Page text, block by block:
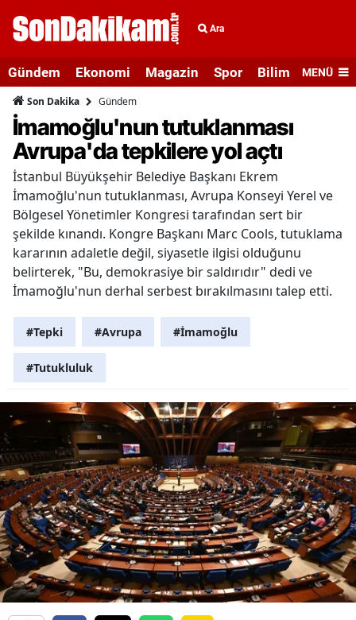
Ara
Gündem Ekonomi Magazin Spor Bilim veMENÜ
Son Dakika Gündem
İmamoğlu'nun tutuklanması
Avrupa'da tepkilere yol açtı
İstanbul Büyükşehir Belediye Başkanı Ekrem
İmamoğlu'nun tutuklanması, Avrupa Konseyi Yerel ve
Bölgesel Yönetimler Kongresi tarafından sert bir
şekilde kınandı. Kongre Başkanı Marc Cools, tutuklama
kararının adaletle değil, siyasetle ilgisi olduğunu
belirterek, "Bu, demokrasiye bir saldırıdır" dedi ve
İmamoğlu'nun derhal serbest bırakılmasını talep etti.
#Tepki #Avrupa #İmamoğlu
#Tutukluluk